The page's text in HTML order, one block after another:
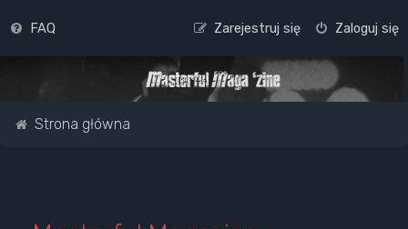
FAQ Zaloguj się
Zarejestruj się
Strona główna